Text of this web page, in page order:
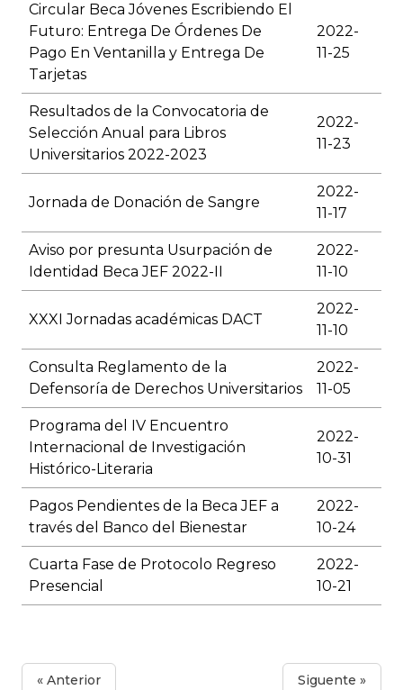
Circular Beca Jóvenes Escribiendo El
Futuro: Entrega De Órdenes De
Pago En Ventanilla y Entrega De
Tarjetas
2022-
11-25
Resultados de la Convocatoria de
Selección Anual para Libros
Universitarios 2022-2023
2022-
11-23
Jornada de Donación de Sangre
2022-
11-17
Aviso por presunta Usurpación de
Identidad Beca JEF 2022-II
2022-
11-10
XXXI Jornadas académicas DACT
2022-
11-10
Consulta Reglamento de la
Defensoría de Derechos Universitarios
2022-
11-05
Programa del IV Encuentro
Internacional de Investigación
Histórico-Literaria
2022-
10-31
Pagos Pendientes de la Beca JEF a
través del Banco del Bienestar
2022-
10-24
Cuarta Fase de Protocolo Regreso
Presencial
2022-
10-21
« Anterior Siguente »